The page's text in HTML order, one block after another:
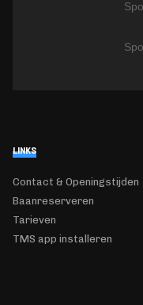
LINKS
Contact & Openingstijden
Baanreserveren
Tarieven
TMS app installeren